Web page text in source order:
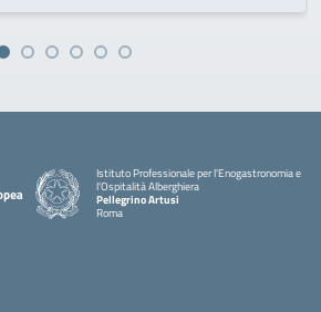
Istituto Professionale per l'Enogastronomia e
l'Ospitalità Alberghiera
Pellegrino Artusi
Roma